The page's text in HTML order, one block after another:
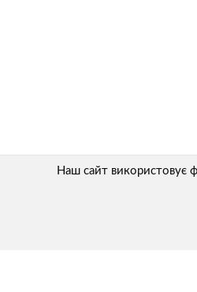
Наш сайт використовує